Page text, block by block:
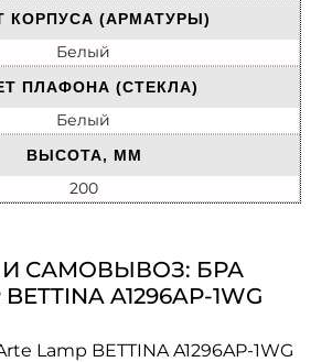
КОРПУСА (АРМАТУРЫ)
Белый
ПЛАФОНА (СТЕКЛА)
Белый
ВЫСОТА, ММ
200
САМОВЫВОЗ: БРА
A1296AP-1WG
Lamp BETTINA A1296AP-1WG